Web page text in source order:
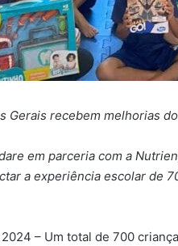
Gerais recebem melhorias
em parceria com a
a experiência escolar de
– Um total de 700